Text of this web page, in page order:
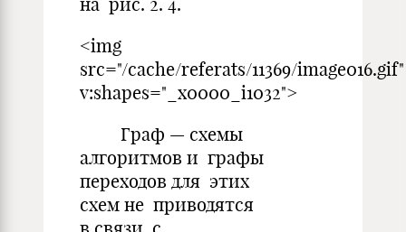
<img
src="/cache/referats/11369/image016.gif"
v:shapes="_x0000_i1032">
Граф — схемы
алгоритмов и графы
переходов для этих
схем не приводятся